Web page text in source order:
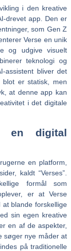
i den kreative
drevet app. Den er
som Gen Z
Verse en unik
og udgive visuelt
teknologi og
assistent bliver det
er statisk, men
at denne app kan
i det digitale
en digital
en platform,
kaldt “Verses”.
formål som
er at Verse
at blande forskellige
sin egen kreative
en af de aspekter,
søger nye måder at
på traditionelle